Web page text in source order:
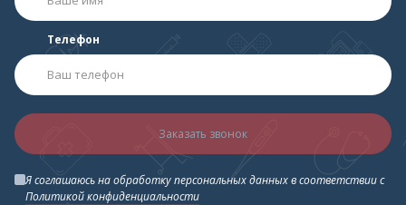
Телефон
Заказать звонок
Я соглашаюсь на обработку персональных данных в соответствии с
Политикой конфиденциальности